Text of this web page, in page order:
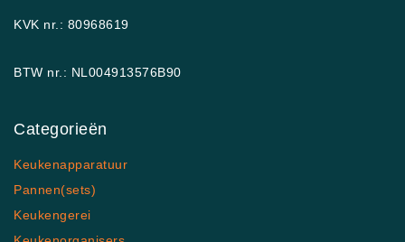
KVK nr.: 80968619
BTW nr.: NL004913576B90
Categorieën
Keukenapparatuur
Pannen(sets)
Keukengerei